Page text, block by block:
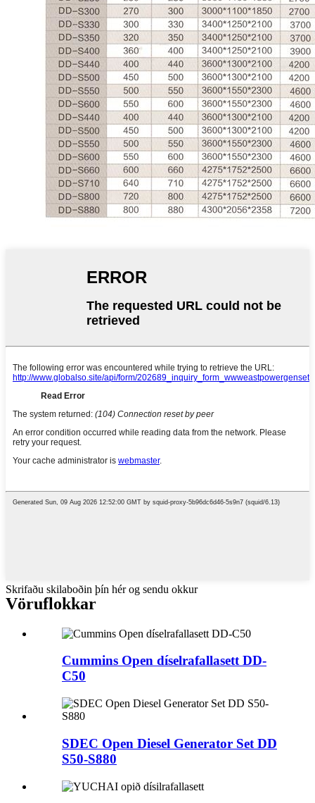
Skrifaðu skilaboðin þín hér og sendu okkur
Vöruflokkar
Cummins Open díselrafallasett DD-
C50
SDEC Open Diesel Generator Set DD
S50-S880